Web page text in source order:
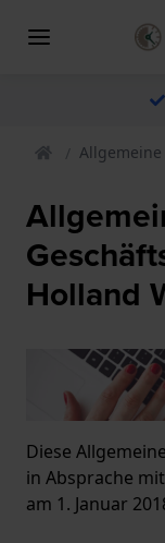
Holland
Diese
in Absprache
am 1. Januar